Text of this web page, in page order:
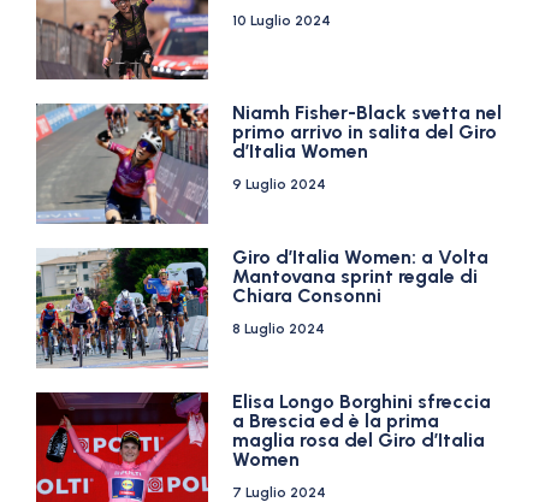
10 Luglio 2024
Niamh Fisher-Black svetta nel
primo arrivo in salita del Giro
d’Italia Women
9 Luglio 2024
Giro d’Italia Women: a Volta
Mantovana sprint regale di
Chiara Consonni
8 Luglio 2024
Elisa Longo Borghini sfreccia
a Brescia ed è la prima
maglia rosa del Giro d’Italia
Women
7 Luglio 2024